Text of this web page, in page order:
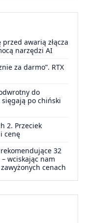
przed awarią złącza
narzędzi AI
za darmo”. RTX
do
sięgają po chiński
2. Przeciek
cenę
32
wciskając nam
cenach